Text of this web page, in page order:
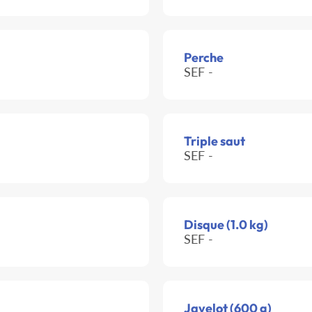
Perche
SEF -
Triple saut
SEF -
Disque (1.0 kg)
SEF -
Javelot (600 g)